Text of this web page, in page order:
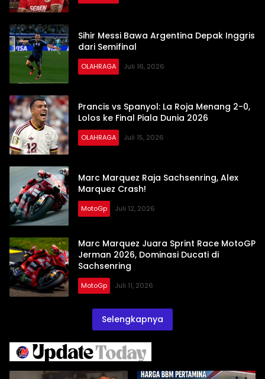
Sihir Messi Bawa Argentina Depak Inggris
dari Semifinal
OLAHRAGA Juli 16, 2026
Prancis vs Spanyol: La Roja Menang 2-0,
Lolos ke Final Piala Dunia 2026
OLAHRAGA Juli 15, 2026
Marc Marquez Raja Sachsenring, Alex
Marquez Crash!
MotoGp Juli 12, 2026
Marc Marquez Juara Sprint Race MotoGP
Jerman 2026, Dominasi Ducati di
Sachsenring
MotoGp Juli 11, 2026
Selengkapnya